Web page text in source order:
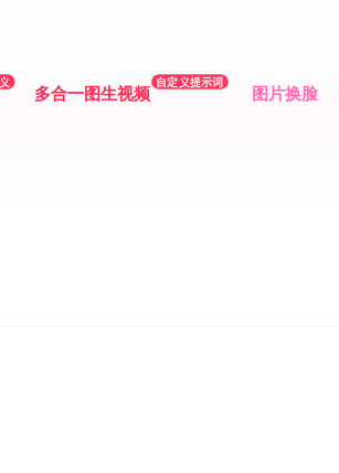
多合一图生视频 自定义提示词 图片换脸